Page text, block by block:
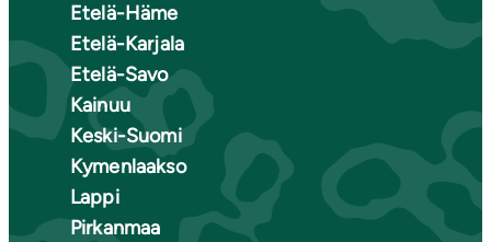
Etelä-Häme
Etelä-Karjala
Etelä-Savo
Kainuu
Keski-Suomi
Kymenlaakso
Lappi
Pirkanmaa